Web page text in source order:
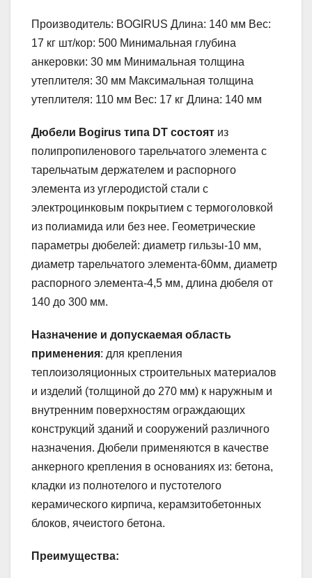
Производитель: BOGIRUS Длина: 140 мм Вес:
17 кг шт/кор: 500 Минимальная глубина
анкеровки: 30 мм Минимальная толщина
утеплителя: 30 мм Максимальная толщина
утеплителя: 110 мм Вес: 17 кг Длина: 140 мм
Дюбели Bogirus типа DT состоят из
полипропиленового тарельчатого элемента с
тарельчатым держателем и распорного
элемента из углеродистой стали с
электроцинковым покрытием с термоголовкой
из полиамида или без нее. Геометрические
параметры дюбелей: диаметр гильзы-10 мм,
диаметр тарельчатого элемента-60мм, диаметр
распорного элемента-4,5 мм, длина дюбеля от
140 до 300 мм.
Назначение и допускаемая область
применения: для крепления
теплоизоляционных строительных материалов
и изделий (толщиной до 270 мм) к наружным и
внутренним поверхностям ограждающих
конструкций зданий и сооружений различного
назначения. Дюбели применяются в качестве
анкерного крепления в основаниях из: бетона,
кладки из полнотелого и пустотелого
керамического кирпича, керамзитобетонных
блоков, ячеистого бетона.
Преимущества: